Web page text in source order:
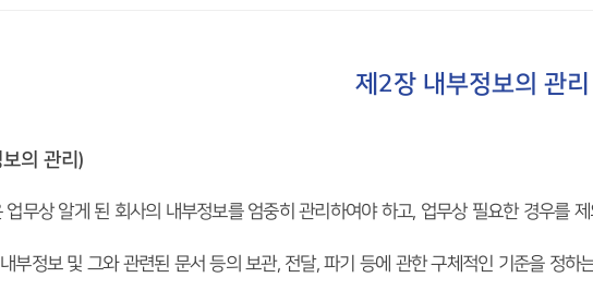
제2장 내부정보의 관리
의 관리)
무상 알게 된 회사의 내부정보를 엄중히 관리하여야 하고, 업무상 필요한 경우를
부정보 및 그와 관련된 문서 등의 보관, 전달, 파기 등에 관한 구체적인 기준을 정하